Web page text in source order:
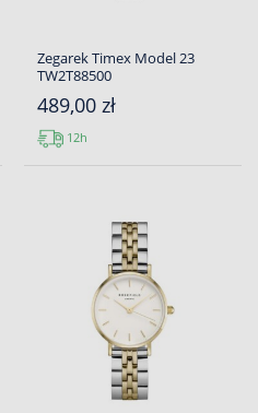
Zegarek Timex Model 23
TW2T88500
489,00 zł
12h